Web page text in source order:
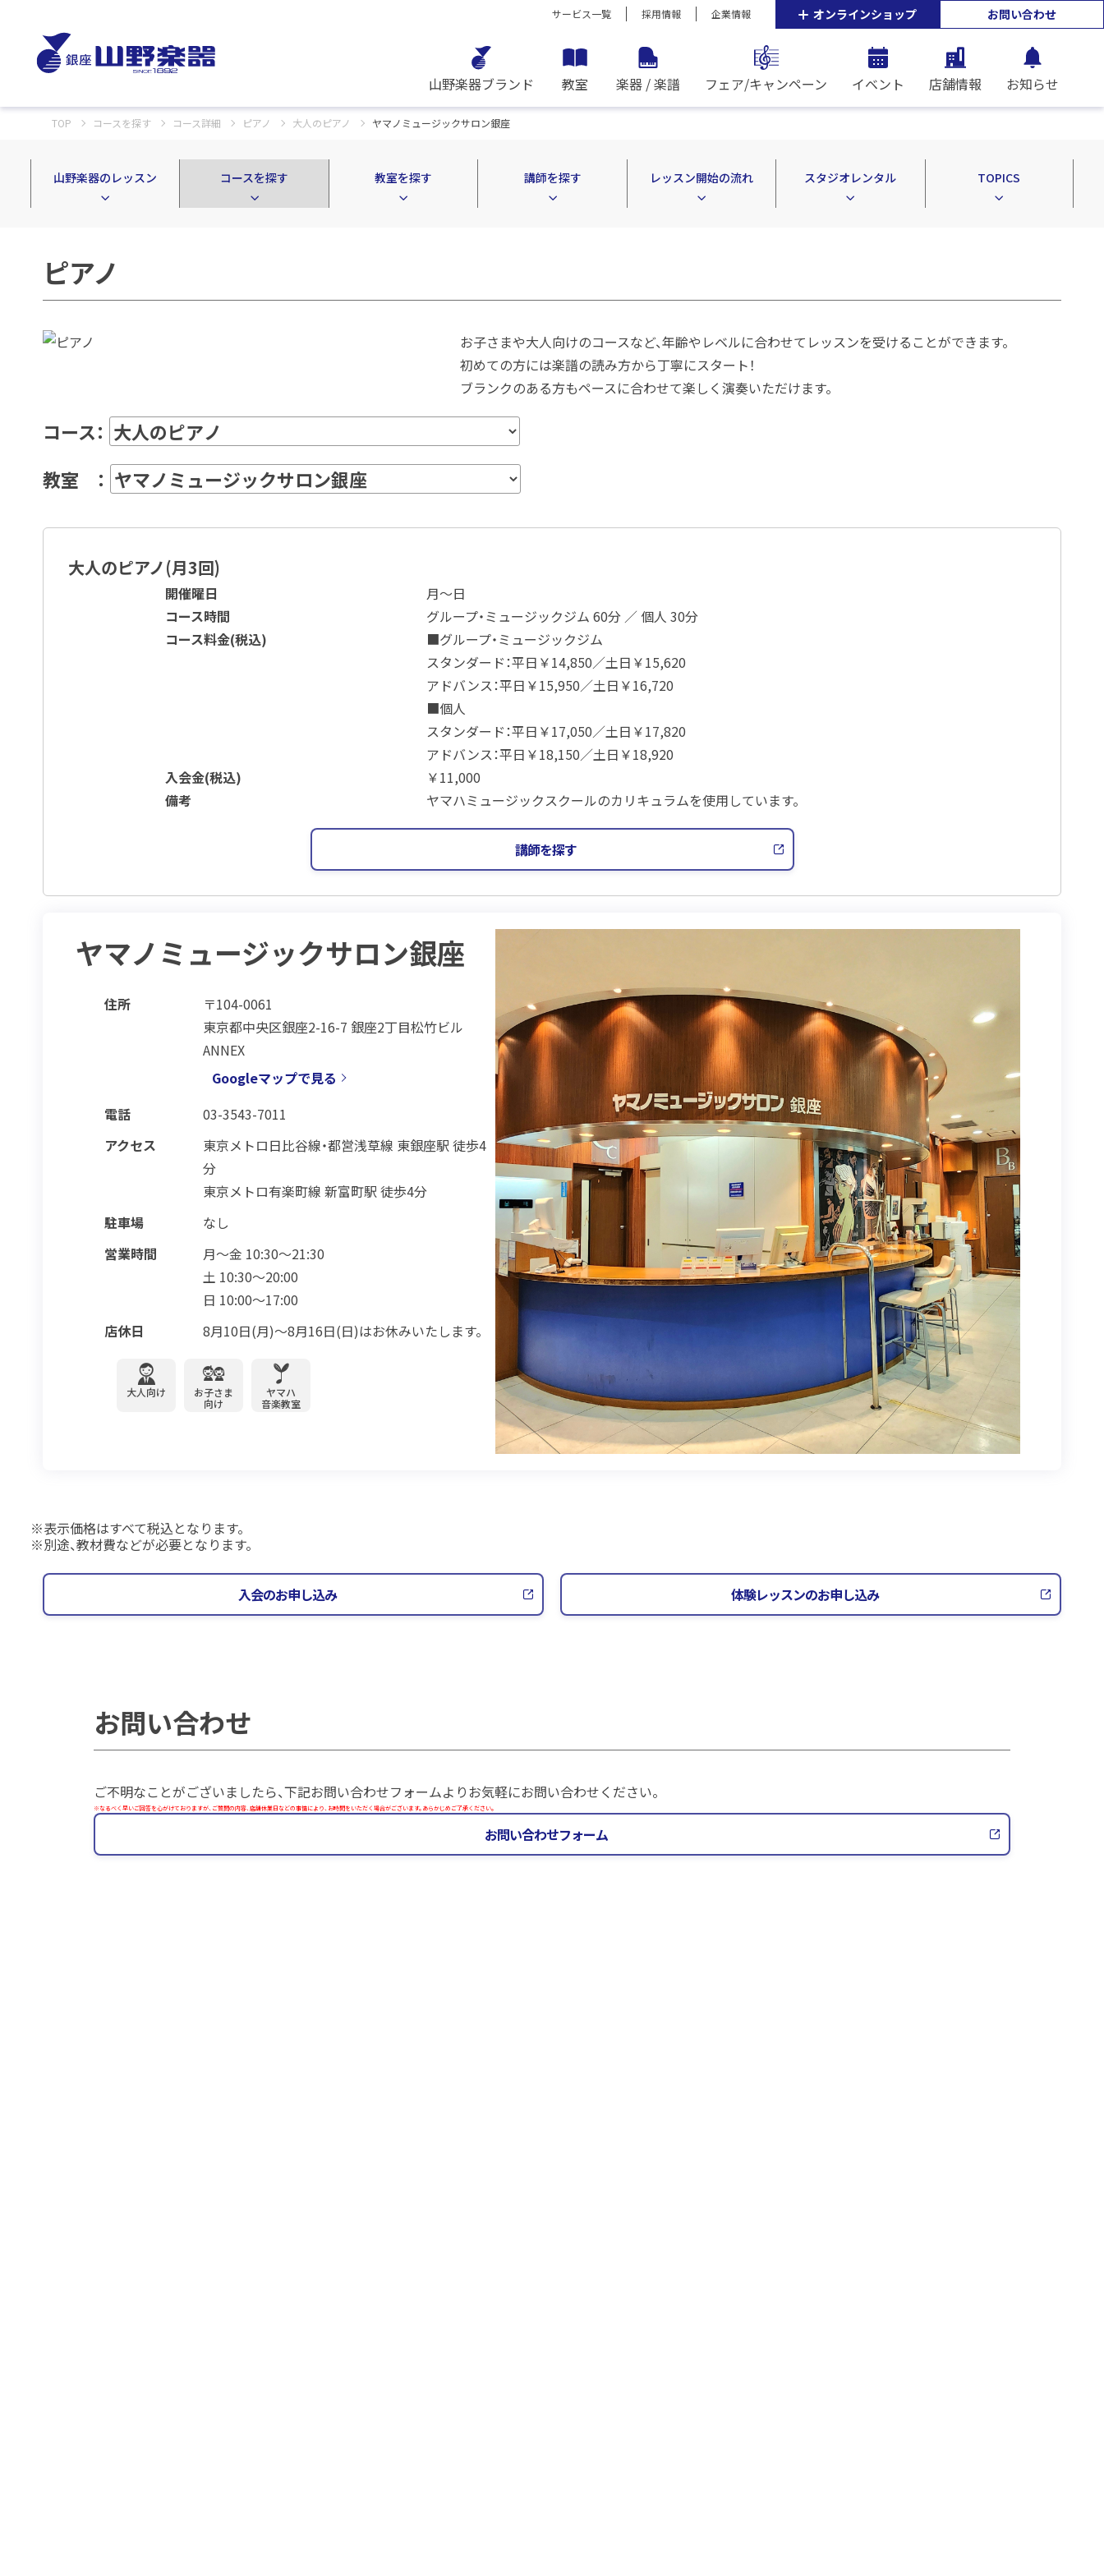
山野楽器ブランド 教室 楽器 / 楽譜 フェア/キャンペーン イベント 店舗情報 お知らせ
オンラインショップ お問い合わせ
サービス一覧 採用情報 企業情報
TOP コースを探す コース詳細 ピアノ 大人のピアノ ヤマノミュージックサロン銀座
山野楽器のレッスン コースを探す 教室を探す 講師を探す レッスン開始の流れ スタジオレンタル TOPICS
ピアノ
お子さまや大人向けのコースなど、年齢やレベルに合わせてレッスンを受けることができます。
初めての方には楽譜の読み方から丁寧にスタート！
ブランクのある方もペースに合わせて楽しく演奏いただけます。
コース：
教室 ：
大人のピアノ(月3回)
開催曜日
月～日
コース時間
グループ・ミュージックジム 60分 ／ 個人 30分
コース料金(税込)
■グループ・ミュージックジム
スタンダード：平日￥14,850／土日￥15,620
アドバンス：平日￥15,950／土日￥16,720
■個人
スタンダード：平日￥17,050／土日￥17,820
アドバンス：平日￥18,150／土日￥18,920
入会金(税込)
￥11,000
備考
ヤマハミュージックスクールのカリキュラムを使用しています。
講師を探す
ヤマノミュージックサロン銀座
住所
〒104-0061
東京都中央区銀座2-16-7 銀座2丁目松竹ビル
ANNEX
Googleマップで見る
電話
03-3543-7011
アクセス
東京メトロ日比谷線・都営浅草線 東銀座駅 徒歩4
分
東京メトロ有楽町線 新富町駅 徒歩4分
駐車場
なし
営業時間
月～金 10:30～21:30
土 10:30～20:00
日 10:00～17:00
店休日
8月10日(月)～8月16日(日)はお休みいたします。
大人向け
お子さま
向け
ヤマハ
音楽教室
表示価格はすべて税込となります。
別途、教材費などが必要となります。
入会のお申し込み 体験レッスンのお申し込み
お問い合わせ
ご不明なことがございましたら、下記お問い合わせフォームよりお気軽にお問い合わせください。
※なるべく早いご回答を心がけておりますが、ご質問の内容、店舗休業日などの事情により、お時間をいただく場合がございます。あらかじめご了承ください。
お問い合わせフォーム